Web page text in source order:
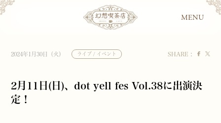
MENU
2024年1月30日（火） ライブ / イベント SHARE :
2月11日(日)、dot yell fes Vol.38に出演決
定！